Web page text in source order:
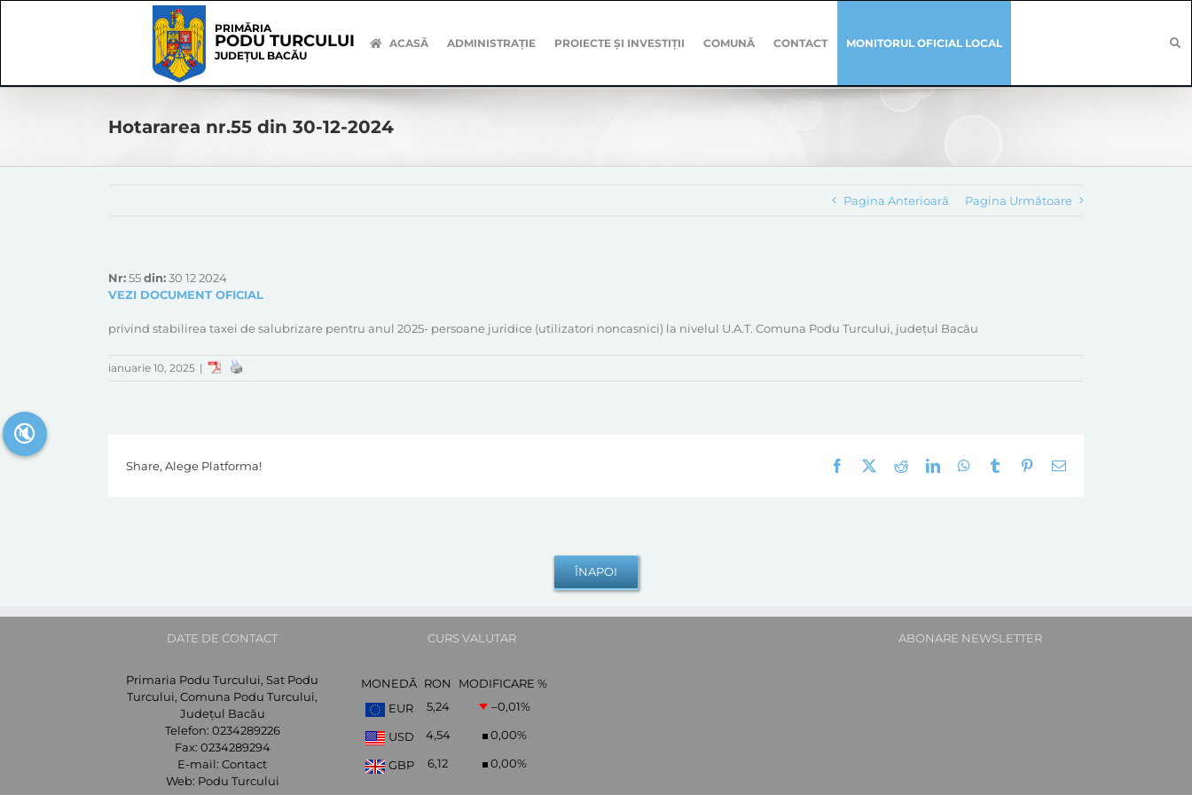
PRIMĂRIA
PODU TURCULUI
JUDEȚUL BACĂU
ACASĂ ADMINISTRAȚIE PROIECTE ȘI INVESTIȚII COMUNĂ CONTACT MONITORUL OFICIAL LOCAL
Hotararea nr.55 din 30-12-2024
Pagina Anterioară Pagina Următoare
Nr:55din:30 12 2024
VEZI DOCUMENT OFICIAL
privind stabilirea taxei de salubrizare pentru anul 2025- persoane juridice (utilizatori noncasnici) la nivelul U.A.T. Comuna Podu Turcului, județul Bacău
ianuarie 10, 2025 |
Share, Alege Platforma! Facebook RedditLinkedInWhatsApp
Tumblr Pinterest
E-
DATE DE CONTACT
Primaria Podu Turcului, Sat Podu
Turcului, Comuna Podu Turcului,
Județul Bacău
Telefon: 0234289226
Fax: 0234289294
E-mail: Contact
Web: Podu Turcului
CURS VALUTAR
MONEDĂ RON
MODIFICARE %
EUR
5,24 –0,01%
USD 4,54 0,00%
GBP 6,12 0,00%
ABONARE NEWSLETTER
🔇